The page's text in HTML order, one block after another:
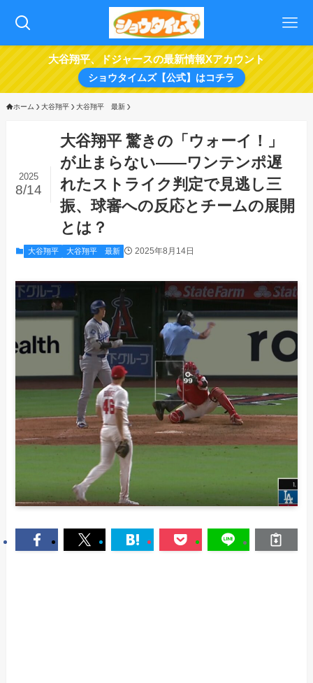
大谷翔平、ドジャースの最新情報Xアカウント
ショウタイムズ【公式】はコチラ
ホーム 大谷翔平 大谷翔平 最新
大谷翔平 驚きの「ウォーイ！」
が止まらない――ワンテンポ遅
れたストライク判定で見逃し三
振、球審への反応とチームの展開
とは？
2025
8/14
大谷翔平 大谷翔平 最新 2025年8月14日